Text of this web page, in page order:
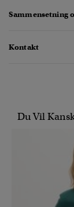
Sammensetning
Kontakt
Du Vil